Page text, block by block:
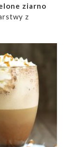
ziarno
z